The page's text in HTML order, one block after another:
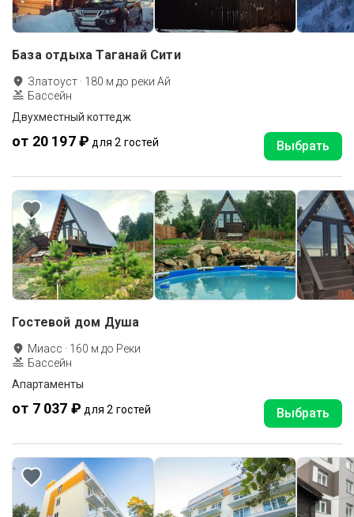
База отдыха Таганай Сити
Златоуст · 180 м до реки Ай
Бассейн
Двухместный коттедж
от 20 197 ₽ для 2 гостей Выбрать
Гостевой дом Душа
Миасс · 160 м до Реки
Бассейн
Апартаменты
от 7 037 ₽ для 2 гостей Выбрать